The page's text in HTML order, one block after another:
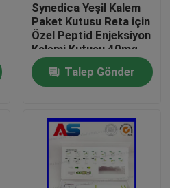
Synedica Yeşil Kalem
Paket Kutusu Reta için
Özel Peptid Enjeksiyon
Kalemi Kutusu 40mg
Peptid Enjeksiyon
Kalemi, Synedica
Enjeksiyon Kalemi
Talep Gönder